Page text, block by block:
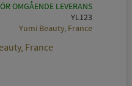
OMGÅENDE LEVERANS
YL123
Yumi Beauty, France
France